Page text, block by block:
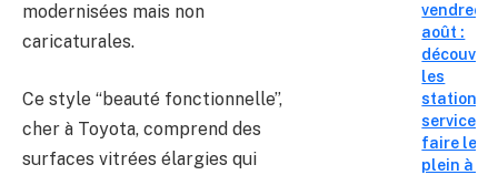
modernisées mais non
caricaturales.
Ce style “beauté fonctionnelle”,
cher à Toyota, comprend des
surfaces vitrées élargies qui
vendredi
août :
les
stations-
service où
faire le
plein à 19